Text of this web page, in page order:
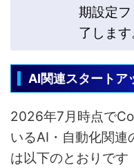
期設定
了します
AI関連スタートア
2026年7月時点で
いるAI・自動化関連
は以下のとおりです